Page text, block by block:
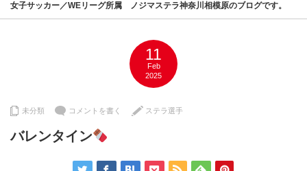
女子サッカー／WEリーグ所属 ノジマステラ神奈川相模原のブログです。
11
Feb
2025
未分類 コメントを書く ステラ選手
バレンタイン